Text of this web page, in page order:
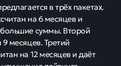
в трёх пакетах.
на 6 месяцев и
суммы. Второй
месяцев. Третий
на 12 месяцев и даёт